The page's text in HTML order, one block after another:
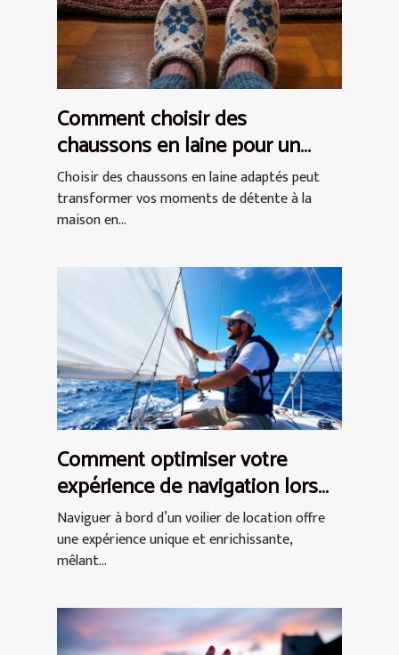
Comment choisir des
chaussons en laine pour un
confort optimal ?
Choisir des chaussons en laine adaptés peut
transformer vos moments de détente à la
maison en...
Comment optimiser votre
expérience de navigation lors
d'une location de voilier ?
Naviguer à bord d’un voilier de location offre
une expérience unique et enrichissante,
mêlant...